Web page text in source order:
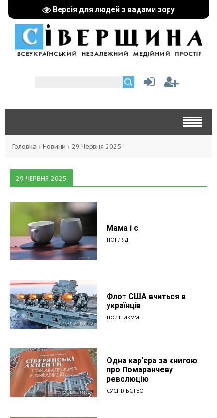
Версія для людей з вадами зору
Головна › Новини › 29 Червня 2025
29 ЧЕРВНЯ 2025
Мама і с.
ПОГЛЯД
Флот США вчиться в
українців
ПОЛІТИКУМ
Одна кар'єра за книгою
про Помаранчеву
революцію
СУСПІЛЬСТВО